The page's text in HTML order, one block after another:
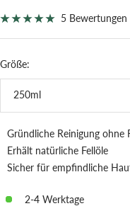
5 Bewertungen
Größe:
250ml
Gründliche Reinigung ohne
Erhält natürliche Fellöle
Sicher für empfindliche
2-4 Werktage